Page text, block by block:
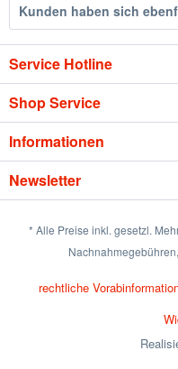
Kunden haben sich
Service Hotline
Shop Service
Informationen
Newsletter
* Alle Preise inkl. gesetzl.
rechtliche